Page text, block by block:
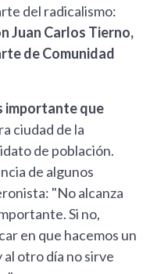
del radicalismo:
Juan Carlos Tierno,
de Comunidad
importante que
ciudad de la
de población.
de algunos
"No alcanza
Si no,
en que hacemos un
otro día no sirve